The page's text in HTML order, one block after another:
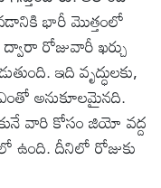
భారీ మొత్తంలో
రోజువారీ ఖర్చు
ఇది వృద్ధులకు,
అనుకూలమైనది.
వారి కోసం జియో వద్ద
ఉంది. దీనిలో రోజుకు